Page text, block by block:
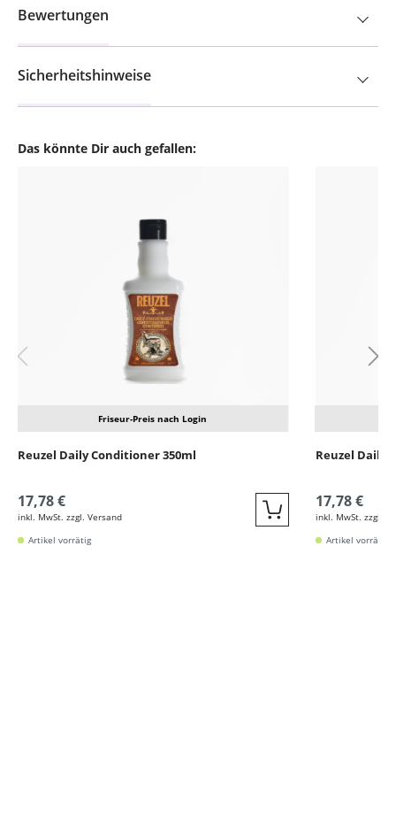
Das könnte Dir auch gefallen:
Friseur-Preis nach Login
Reuzel Daily Conditioner 350ml
17,78 €
inkl. MwSt. zzgl. Versand Quickbuy
Artikel vorrätig
Reuzel Daily
17,78 €
inkl. MwSt. zzgl.
Artikel vorrätig
Bewertungen
Sicherheitshinweise